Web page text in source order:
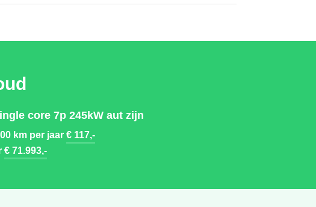
core 7p 245kW aut zijn
km per jaar€ 117,-
€ 71.993,-